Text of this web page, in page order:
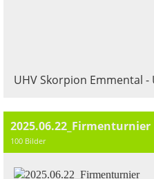
UHV Skorpion Emmental -
2025.06.22_Firmenturnier
100 Bilder